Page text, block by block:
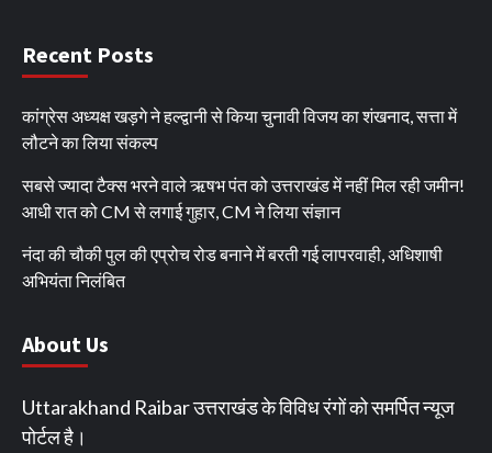
Recent Posts
कांग्रेस अध्यक्ष खड़गे ने हल्द्वानी से किया चुनावी विजय का शंखनाद, सत्ता में
लौटने का लिया संकल्प
सबसे ज्यादा टैक्स भरने वाले ऋषभ पंत को उत्तराखंड में नहीं मिल रही जमीन!
आधी रात को CM से लगाई गुहार, CM ने लिया संज्ञान
नंदा की चौकी पुल की एप्रोच रोड बनाने में बरती गई लापरवाही, अधिशाषी
अभियंता निलंबित
About Us
Uttarakhand Raibar उत्तराखंड के विविध रंगों को समर्पित न्यूज
पोर्टल है।